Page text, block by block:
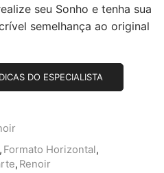
seu Sonho e tenha sua
semelhança ao original
DO ESPECIALISTA
, Formato Horizontal,
, Renoir